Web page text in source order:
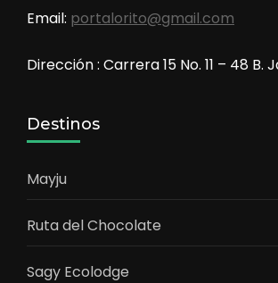
Email: portalorito@gmail.com
Dirección : Carrera 15 No. 11 – 48 B.
Destinos
Mayju
Ruta del Chocolate
Sagy Ecolodge